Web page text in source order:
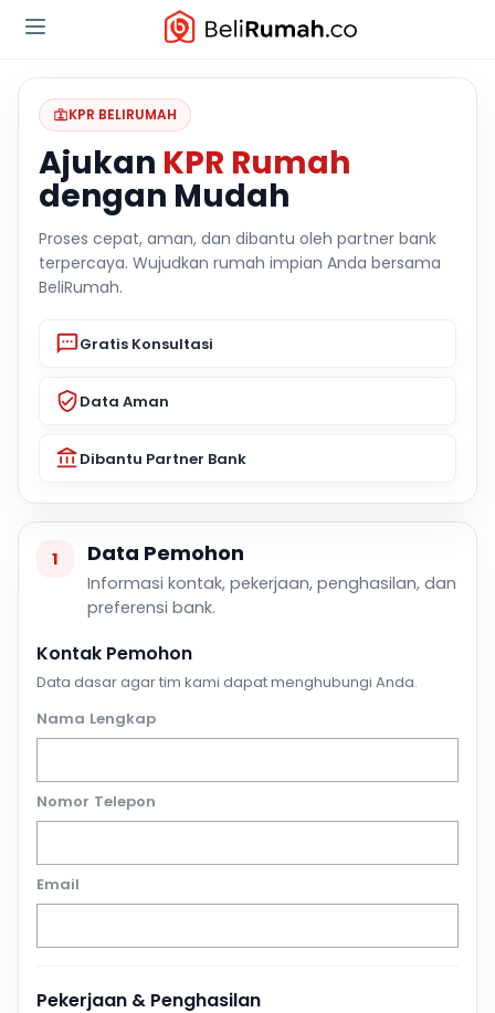
KPR BELIRUMAH
Ajukan KPR Rumah
dengan Mudah
Proses cepat, aman, dan dibantu oleh partner bank
terpercaya. Wujudkan rumah impian Anda bersama
BeliRumah.
Gratis Konsultasi
Data Aman
Dibantu Partner Bank
1 Data Pemohon
Informasi kontak, pekerjaan, penghasilan, dan
preferensi bank.
Kontak Pemohon
Data dasar agar tim kami dapat menghubungi Anda.
Nama Lengkap
Nomor Telepon
Email
Pekerjaan & Penghasilan